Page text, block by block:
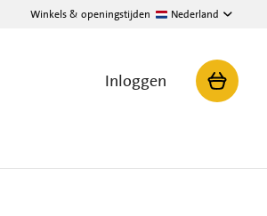
Winkels & openingstijden Nederland
Inloggen